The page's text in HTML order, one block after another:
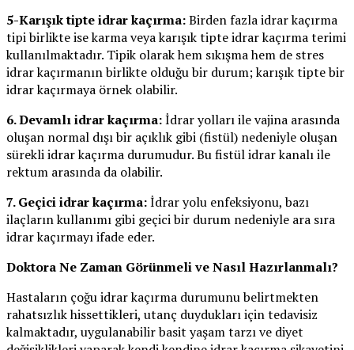
5-Karışık tipte idrar kaçırma:Birden fazla idrar kaçırma
tipi birlikte ise karma veya karışık tipte idrar kaçırma terimi
kullanılmaktadır. Tipik olarak hem sıkışma hem de stres
idrar kaçırmanın birlikte olduğu bir durum; karışık tipte bir
idrar kaçırmaya örnek olabilir.
6. Devamlı idrar kaçırma:İdrar yolları ile vajina arasında
oluşan normal dışı bir açıklık gibi (fistül) nedeniyle oluşan
sürekli idrar kaçırma durumudur. Bu fistül idrar kanalı ile
rektum arasında da olabilir.
7. Geçici idrar kaçırma:İdrar yolu enfeksiyonu, bazı
ilaçların kullanımı gibi geçici bir durum nedeniyle ara sıra
idrar kaçırmayı ifade eder.
Doktora Ne Zaman Görünmeli ve Nasıl Hazırlanmalı?
Hastaların çoğu idrar kaçırma durumunu belirtmekten
rahatsızlık hissettikleri, utanç duydukları için tedavisiz
kalmaktadır, uygulanabilir basit yaşam tarzı ve diyet